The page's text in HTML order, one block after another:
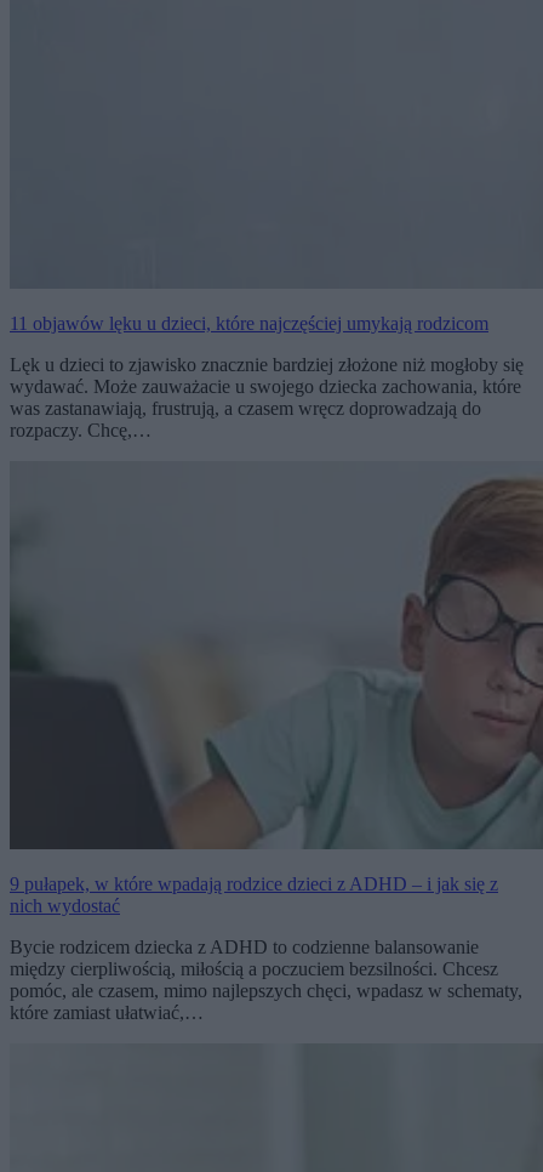
11 objawów lęku u dzieci, które najczęściej umykają rodzicom
Lęk u dzieci to zjawisko znacznie bardziej złożone niż mogłoby się
wydawać. Może zauważacie u swojego dziecka zachowania, które
was zastanawiają, frustrują, a czasem wręcz doprowadzają do
rozpaczy. Chcę,…
9 pułapek, w które wpadają rodzice dzieci z ADHD – i jak się z
nich wydostać
Bycie rodzicem dziecka z ADHD to codzienne balansowanie
między cierpliwością, miłością a poczuciem bezsilności. Chcesz
pomóc, ale czasem, mimo najlepszych chęci, wpadasz w schematy,
które zamiast ułatwiać,…